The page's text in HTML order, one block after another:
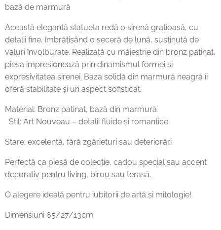
bază de marmură ✨
Această elegantă statueta redă o sirenă grațioasă, cu
detalii fine, îmbrățișând o seceră de lună, susținută de
valuri învolburate. Realizată cu măiestrie din bronz patinat,
piesa impresionează prin dinamismul formei și
expresivitatea sirenei. Baza solidă din marmură neagră îi
oferă stabilitate și un aspect sofisticat.
Material: Bronz patinat, bază din marmură
Stil: Art Nouveau – detalii fluide și romantice
Stare: excelentă, fără zgârieturi sau deteriorări
Perfectă ca piesă de colecție, cadou special sau accent
decorativ pentru living, birou sau terasă.
O alegere ideală pentru iubitorii de artă și mitologie!
Dimensiuni 65/27/13cm